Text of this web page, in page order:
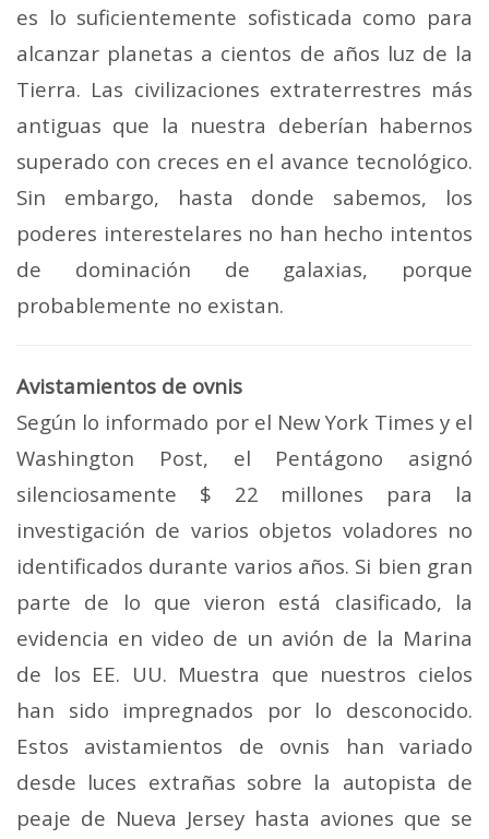
es lo suficientemente sofisticada como para
alcanzar planetas a cientos de años luz de la
Tierra. Las civilizaciones extraterrestres más
antiguas que la nuestra deberían habernos
superado con creces en el avance tecnológico.
Sin embargo, hasta donde sabemos, los
poderes interestelares no han hecho intentos
de dominación de galaxias, porque
probablemente no existan.
Avistamientos de ovnis
Según lo informado por el New York Times y el
Washington Post, el Pentágono asignó
silenciosamente $ 22 millones para la
investigación de varios objetos voladores no
identificados durante varios años. Si bien gran
parte de lo que vieron está clasificado, la
evidencia en video de un avión de la Marina
de los EE. UU. Muestra que nuestros cielos
han sido impregnados por lo desconocido.
Estos avistamientos de ovnis han variado
desde luces extrañas sobre la autopista de
peaje de Nueva Jersey hasta aviones que se